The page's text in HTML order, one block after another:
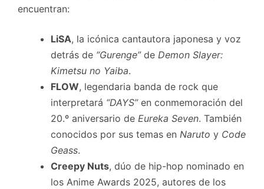
encuentran:
LiSA, la icónica cantautora japonesa y voz
detrás de “Gurenge”de Demon Slayer:
Kimetsu no Yaiba.
FLOW, legendaria banda de rock que
interpretará “DAYS”en conmemoración del
20.º aniversario de Eureka Seven. También
conocidos por sus temas en Naruto y Code
Geass.
Creepy Nuts, dúo de hip-hop nominado en
los Anime Awards 2025, autores de los